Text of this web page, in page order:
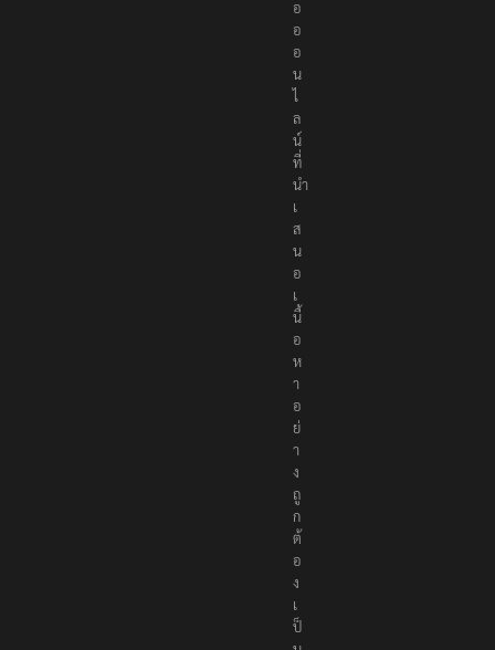
อ
อ
อ
น
ไ
ล
น์
ที่
นำ
เ
ส
น
อ
เ
นื้
อ
ห
า
อ
ย่
า
ง
ถู
ก
ต้
อ
ง
เ
ป็